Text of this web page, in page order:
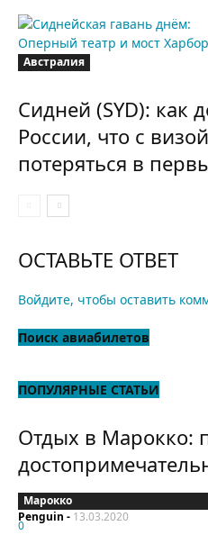
Австралия
Сидней (SYD): как
России, что с
потеряться в
ОСТАВЬТЕ ОТВЕТ
Войдите, чтобы оставить
Поиск авиабилетов
ПОПУЛЯРНЫЕ СТАТЬИ
Отдых в Марокко:
Марокко
Penguin - 13.03.2020
0